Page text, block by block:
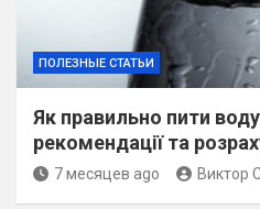
ПОЛЕЗНЫЕ СТАТЬИ
Як правильно пити
рекомендації та
7 месяцев ago Виктор